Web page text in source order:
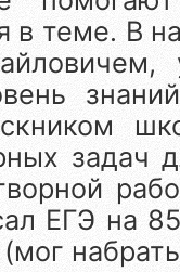
в теме. В
задач
ЕГЭ на
(мог